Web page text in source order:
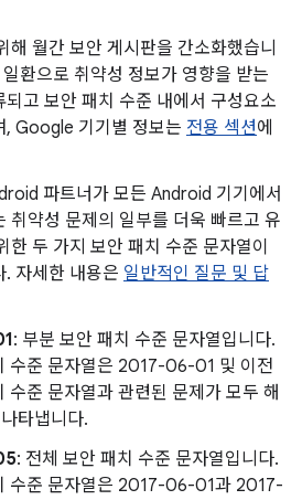
해 월간 보안 게시판을 간소화했습니
환으로 취약성 정보가 영향을 받는
되고 보안 패치 수준 내에서 구성요소
, Google 기기별 정보는 전용 섹션에
파트너가 모든 Android 기기에서
취약성 문제의 일부를 더욱 빠르고 유
한 두 가지 보안 패치 수준 문자열이
. 자세한 내용은 일반적인 질문 및 답
: 부분 보안 패치 수준 문자열입니다.
수준 문자열은 2017-06-01 및 이전
수준 문자열과 관련된 문제가 모두 해
타냅니다.
: 전체 보안 패치 수준 문자열입니다.
수준 문자열은 2017-06-01과 2017-